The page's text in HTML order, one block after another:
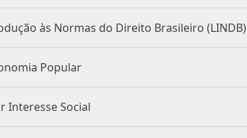
de 1942 Lei de Introdução às Normas do Direito Brasileiro (LINDB)
a Economia Popular
por Interesse Social